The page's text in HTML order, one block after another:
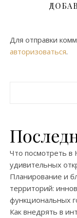
Для отправки
авторизоваться.
Что посмотреть в
удивительных
Планирование и
территорий:
функциональных
Как внедрять в